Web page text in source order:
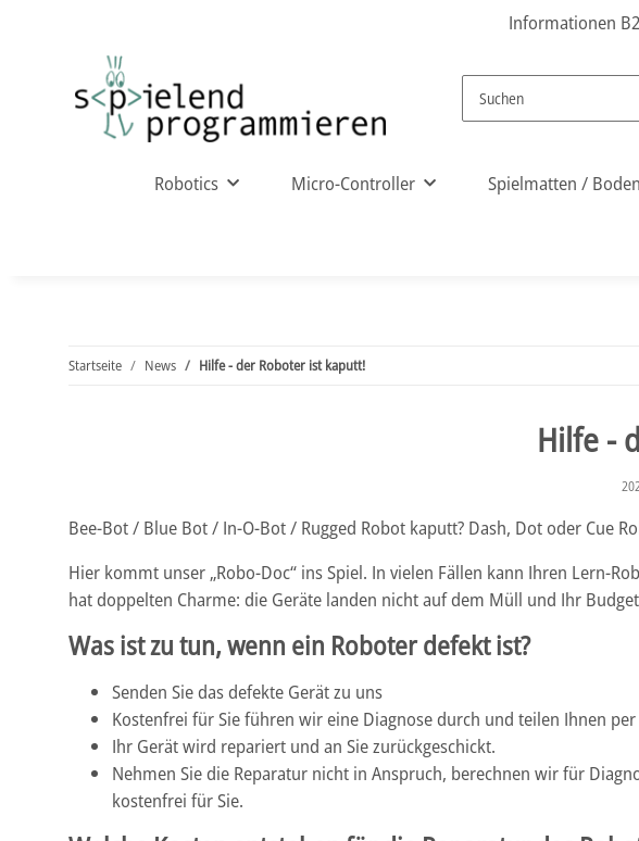
Informationen
Robotics Micro-Controller Spielmatten /
Startseite News Hilfe - der Roboter ist kaputt!
Hilfe -
Bee-Bot / Blue Bot / In-O-Bot / Rugged Robot kaputt? Dash, Dot oder Cue
Hier kommt unser „Robo-Doc“ ins Spiel. In vielen Fällen kann Ihren Lern-
hat doppelten Charme: die Geräte landen nicht auf dem Müll und Ihr
Was ist zu tun, wenn ein Roboter defekt ist?
Senden Sie das defekte Gerät zu uns
Kostenfrei für Sie führen wir eine Diagnose durch und teilen Ihnen
Ihr Gerät wird repariert und an Sie zurückgeschickt.
Nehmen Sie die Reparatur nicht in Anspruch, berechnen wir für
kostenfrei für Sie.